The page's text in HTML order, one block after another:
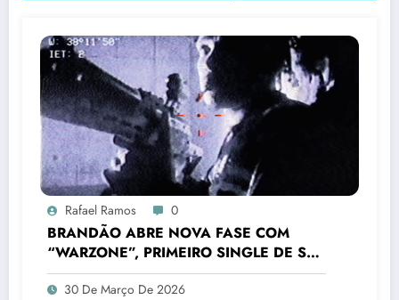
Rafael Ramos 0
BRANDÃO ABRE NOVA FASE COM
“WARZONE”, PRIMEIRO SINGLE DE SEU
PRÓXIMO PROJETO
30 De Março De 2026